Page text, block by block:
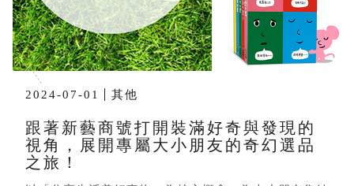
2024-07-01 其他
跟著新藝商號打開裝滿好奇與發現的
視角，展開專屬大小朋友的奇幻選品
之旅！